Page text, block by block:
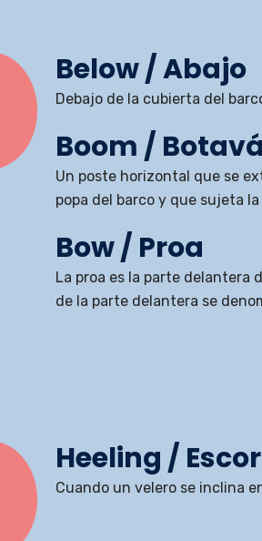
Below / Abajo
Debajo de la cubierta del
Boom / Botavá
Un poste horizontal que se
popa del barco y que sujeta
Bow / Proa
La proa es la parte delantera
de la parte delantera se
Heeling /
Cuando un velero se inclina